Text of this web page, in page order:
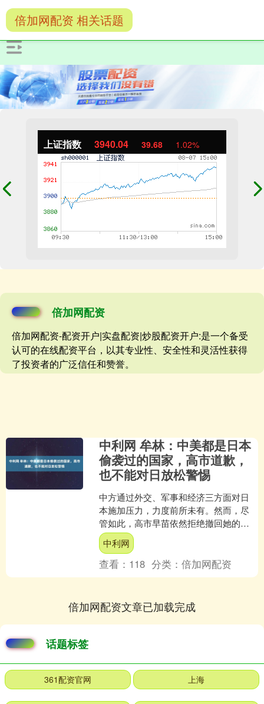
上证指数 3940.04 39.68 1.02%
倍加网配资
倍加网配资-配资开户|实盘配资|炒股配资开户:是一个备受
认可的在线配资平台，以其专业性、安全性和灵活性获得
了投资者的广泛信任和赞誉。
倍加网配资 相关话题
中利网 牟林：中美都是日本
偷袭过的国家，高市道歉，
也不能对日放松警惕
中方通过外交、军事和经济三方面对日
本施加压力，力度前所未有。然而，尽
管如此，高市早苗依然拒绝撤回她的错
误言论，也没有做出道歉。中方真的只
是要求她撤回这些言论吗？....
中利网
查看： 118 分类：倍加网配资
倍加网配资文章已加载完成
话题标签
361配资官网 上海